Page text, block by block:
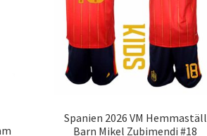
Spanien 2026 VM Hemmaställ
Barn Mikel Zubimendi #18